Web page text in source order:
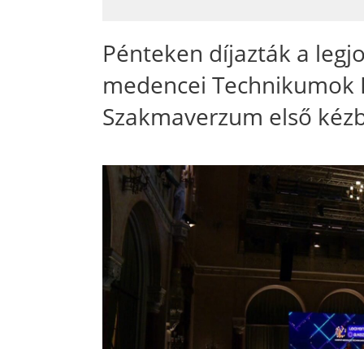
Pénteken díjazták a
medencei Technikumok
Szakmaverzum első